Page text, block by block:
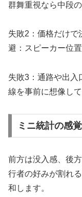
群舞重視なら中段の
失敗2：価格だけで
避：スピーカー位
失敗3：通路や出入
線を事前に想像して
ミニ統計の感覚
前方は没入感、後
行者の好みが割れ
和します。